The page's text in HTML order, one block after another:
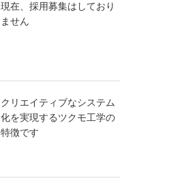
現在、採用募集はしており
ません
クリエイティブなシステム
化を実現するツクモ工学の
特徴です